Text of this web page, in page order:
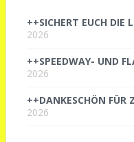
++SICHERT EUCH DIE
2026
++SPEEDWAY- UND
2026
++DANKESCHÖN FÜR
2026